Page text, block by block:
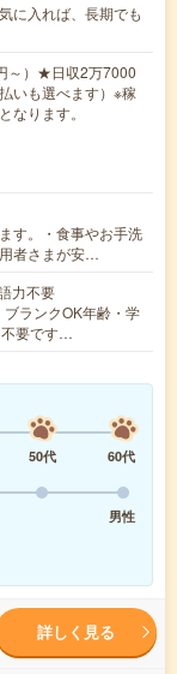
入れば、長期でも
～）★日収2万7000
いも選べます）※稼
なります。
す。・食事やお手洗
者さまが安…
力不要
ランクOK年齢・学
要です…
50代
60代
男性
詳しく見る